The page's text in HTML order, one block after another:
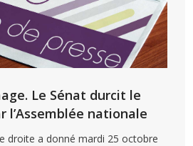
Le Sénat durcit le
l’Assemblée nationale
droite a donné mardi 25 octobre